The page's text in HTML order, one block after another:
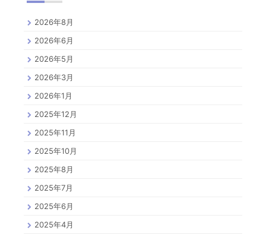
2026年8月
2026年6月
2026年5月
2026年3月
2026年1月
2025年12月
2025年11月
2025年10月
2025年8月
2025年7月
2025年6月
2025年4月